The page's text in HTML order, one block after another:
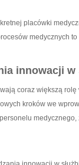
placówki
medycznych
innowacji w
coraz większą
kroków we